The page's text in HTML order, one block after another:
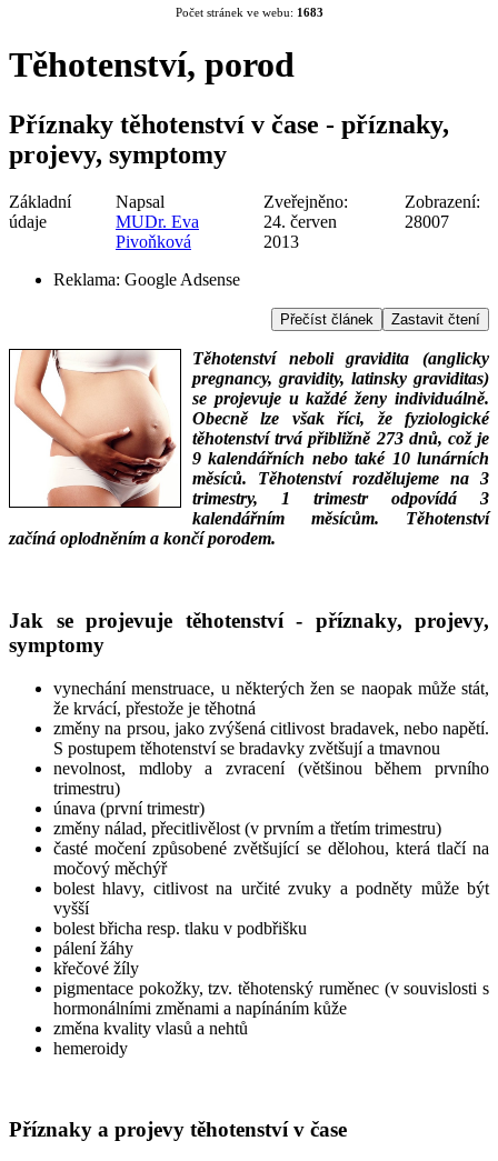
Počet stránek ve webu: 1683
Těhotenství, porod
Příznaky těhotenství v čase - příznaky,
projevy, symptomy
Základní
údaje
Napsal
MUDr. Eva
Pivoňková
Zveřejněno:
24. červen
2013
Zobrazení:
28007
Reklama: Google Adsense
Přečíst článek Zastavit čtení
Těhotenství neboli gravidita (anglicky
pregnancy, gravidity, latinsky graviditas)
se projevuje u každé ženy individuálně.
Obecně lze však říci, že fyziologické
těhotenství trvá přibližně 273 dnů, což je
9 kalendářních nebo také 10 lunárních
měsíců. Těhotenství rozdělujeme na 3
trimestry, 1 trimestr odpovídá 3
kalendářním měsícům. Těhotenství
začíná oplodněním a končí porodem.
Jak se projevuje těhotenství - příznaky, projevy,
symptomy
vynechání menstruace, u některých žen se naopak může stát,
že krvácí, přestože je těhotná
změny na prsou, jako zvýšená citlivost bradavek, nebo napětí.
S postupem těhotenství se bradavky zvětšují a tmavnou
nevolnost, mdloby a zvracení (většinou během prvního
trimestru)
únava (první trimestr)
změny nálad, přecitlivělost (v prvním a třetím trimestru)
časté močení způsobené zvětšující se dělohou, která tlačí na
močový měchýř
bolest hlavy, citlivost na určité zvuky a podněty může být
vyšší
bolest břicha resp. tlaku v podbřišku
pálení žáhy
křečové žíly
pigmentace pokožky, tzv. těhotenský ruměnec (v souvislosti s
hormonálními změnami a napínáním kůže
změna kvality vlasů a nehtů
hemeroidy
Příznaky a projevy těhotenství v čase